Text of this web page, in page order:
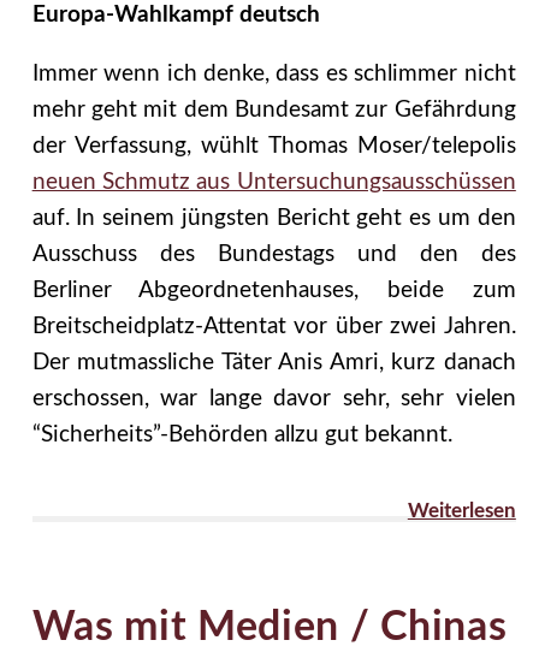
Europa-Wahlkampf deutsch
Immer wenn ich denke, dass es schlimmer nicht
mehr geht mit dem Bundesamt zur Gefährdung
der Verfassung, wühlt Thomas Moser/telepolis
neuen Schmutz aus Untersuchungsausschüssen
auf. In seinem jüngsten Bericht geht es um den
Ausschuss des Bundestags und den des
Berliner Abgeordnetenhauses, beide zum
Breitscheidplatz-Attentat vor über zwei Jahren.
Der mutmassliche Täter Anis Amri, kurz danach
erschossen, war lange davor sehr, sehr vielen
“Sicherheits”-Behörden allzu gut bekannt.
Weiterlesen
Was mit Medien / Chinas